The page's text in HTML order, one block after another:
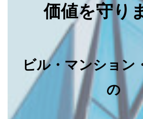
価値を守り
ビル・マンション
の